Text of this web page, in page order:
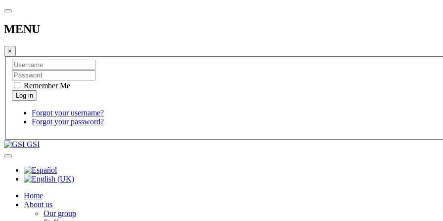
MENU
×
Remember Me
Forgot your username?
Forgot your password?
GSI
Home
About us
Our group